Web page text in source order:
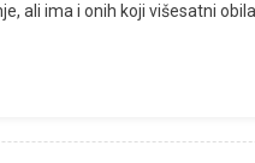
ali ima i onih koji višesatni